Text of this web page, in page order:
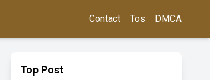
Contact Tos DMCA
Top Post